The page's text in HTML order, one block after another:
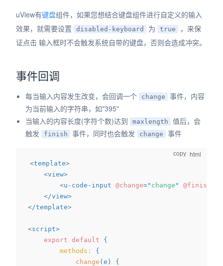
uView有键盘组件，如果您想结合键盘组件进行自定义的输入
效果，就需要设置
disabled-keyboard 为 true
，来保
证点击 输入框时不会触发系统自带的键盘，否则会造成冲突。
事件回调
每当输入内容发生改变，会回调一个 change
事件，内容
为当前输入的字符串，如"395"
当输入的内容长度(字符个数)达到
maxlength
值后，会
触发
finish 事件，同时也会触发 change 事件
<template>
<view>
<u-code-input @change=" change " @finish
</view>
</template>
<script>
export default
{
methods :
{
change (e )
{
copy